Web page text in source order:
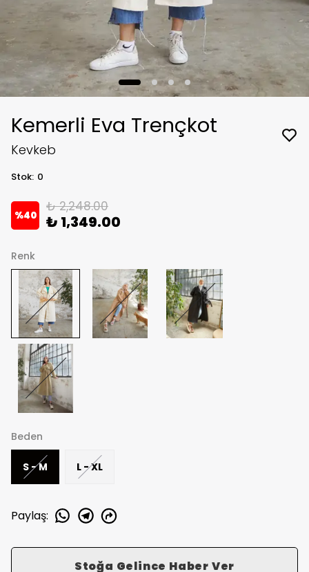
Kemerli Eva Trençkot
Kevkeb
Stok: 0
%40
₺ 2,248.00
₺ 1,349.00
Renk
Beden
S - M L - XL
Paylaş:
Stoğa Gelince Haber Ver